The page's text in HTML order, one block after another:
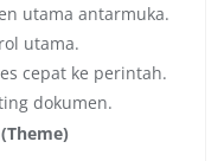
utama antarmuka.
utama.
cepat ke perintah.
dokumen.